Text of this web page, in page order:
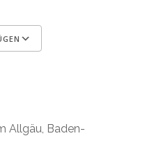
Allgäu, Baden-